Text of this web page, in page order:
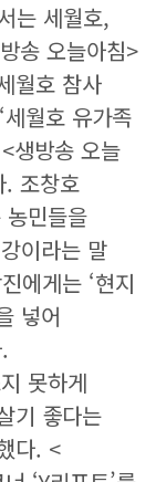
는 세월호,
송 오늘아침>
월호 참사
월호 유가족
생방송 오늘
. 조창호
민들을
이라는 말
에게는 ‘현지
넣어
못하게
기 좋다는
다. <